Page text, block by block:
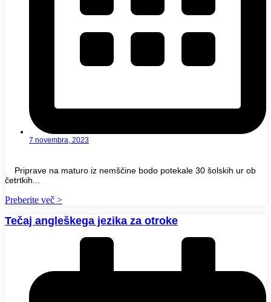
7 novembra, 2023
Priprave na maturo iz nemščine bodo potekale 30 šolskih ur ob
četrtkih...
Preberite več >
Tečaj angleškega jezika za otroke